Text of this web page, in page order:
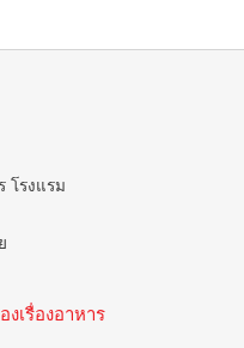
โรงแรม
เรื่องอาหาร